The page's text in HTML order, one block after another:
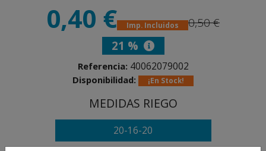
0,40 € Imp. Incluidos
0,50 €
21 %
Referencia: 40062079002
Disponibilidad: ¡En Stock!
MEDIDAS RIEGO
20-16-20